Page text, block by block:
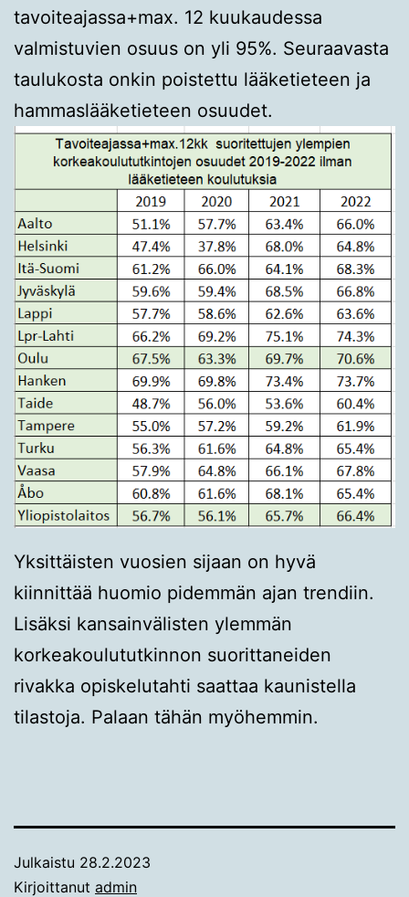
tavoiteajassa+max. 12 kuukaudessa
valmistuvien osuus on yli 95%. Seuraavasta
taulukosta onkin poistettu lääketieteen ja
hammaslääketieteen osuudet.
Yksittäisten vuosien sijaan on hyvä
kiinnittää huomio pidemmän ajan trendiin.
Lisäksi kansainvälisten ylemmän
korkeakoulututkinnon suorittaneiden
rivakka opiskelutahti saattaa kaunistella
tilastoja. Palaan tähän myöhemmin.
Julkaistu 28.2.2023
Kirjoittanut admin